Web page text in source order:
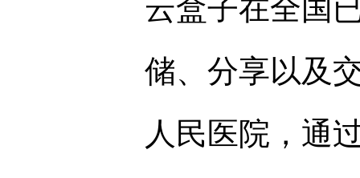
云盒子在全国
储、分享以及
人民医院，通